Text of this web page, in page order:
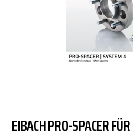
EIBACH PRO-SPACER